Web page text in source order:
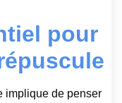
pour
implique de penser